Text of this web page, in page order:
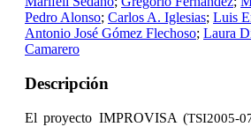
Pedro Alonso; Carlos A. Iglesias; Luis
Antonio José Gómez Flechoso; Laura
Camarero
Descripción
El proyecto IMPROVISA (TSI2005-